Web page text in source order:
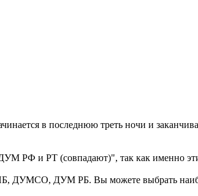
в последнюю треть ночи и
РФ и РТ (совпадают)", так как именно
ДУМ РБ. Вы можете выбрать